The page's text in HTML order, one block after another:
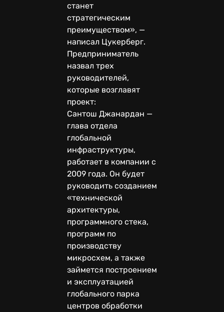
станет
стратегическим
преимуществом», —
написал Цукерберг.
Предприниматель
назвал трех
руководителей,
которые возглавят
проект:
Сантош Джанардан —
глава отдела
глобальной
инфраструктуры,
работает в компании с
2009 года. Он будет
руководить созданием
«технической
архитектуры,
программного стека,
программ по
производству
микросхем, а также
займется построением
и эксплуатацией
глобального парка
центров обработки